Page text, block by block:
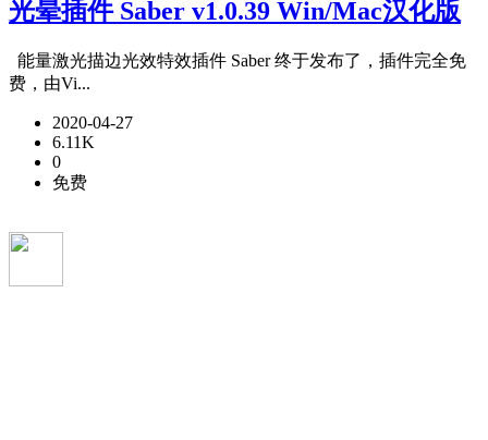
光晕插件 Saber v1.0.39 Win/Mac汉化版
能量激光描边光效特效插件 Saber 终于发布了，插件完全免
费，由Vi...
2020-04-27
6.11K
0
免费